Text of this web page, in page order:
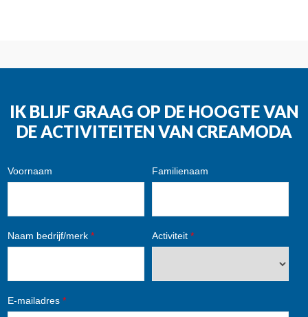
IK BLIJF GRAAG OP DE HOOGTE VAN
DE ACTIVITEITEN VAN CREAMODA
Voornaam Familienaam
Naam bedrijf/merk * Activiteit *
E-mailadres *